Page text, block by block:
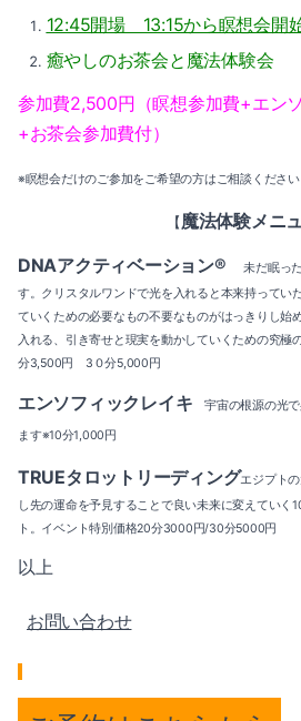
12:45開場 13:15から瞑想会開
癒やしのお茶会と魔法体験会
参加費2,500円（瞑想参加費+エン
+お茶会参加費付）
※瞑想会だけのご参加をご希望の方はご相談ください
【 魔法体験メニ
DNAアクティベーション®未だ眠っ
す。クリスタルワンドで光を入れると本来持ってい
ていくための必要なもの不要なものがはっきりし始
入れる、引き寄せと現実を動かしていくための究
分3,500円 3０分5,000円
エンソフィックレイキ 宇宙の根源の光で
ます※10分1,000円
TRUEタロットリーディングエジプト
し先の運命を予見することで良い未来に変えていく
ト。イベント特別価格20分3000円/30分5000円
以上
お問い合わせ